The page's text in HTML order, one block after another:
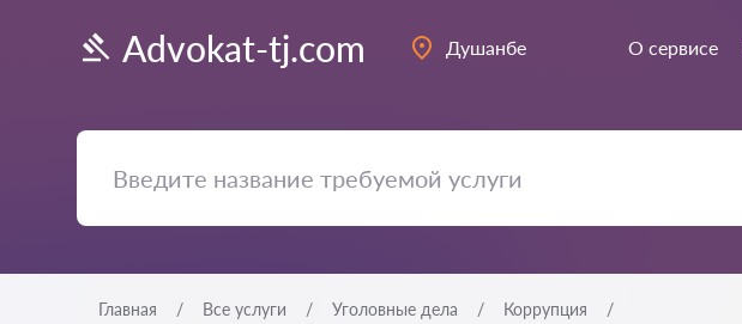
Advokat-tj.com Душанбе О сервисе
Главная Все услуги Уголовные дела Коррупция